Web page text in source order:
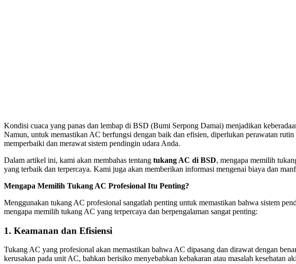
Kondisi cuaca yang panas dan lembap di BSD (Bumi Serpong Damai) menjadikan
Namun, untuk memastikan AC berfungsi dengan baik dan efisien, diperlukan perawatan rutin
memperbaiki dan merawat sistem pendingin udara Anda.
Dalam artikel ini, kami akan membahas tentang tukang AC di BSD, mengapa memilih
yang terbaik dan terpercaya. Kami juga akan memberikan informasi mengenai biaya dan
Mengapa Memilih Tukang AC Profesional Itu Penting?
Menggunakan tukang AC profesional sangatlah penting untuk memastikan bahwa sistem
mengapa memilih tukang AC yang terpercaya dan berpengalaman sangat penting:
1. Keamanan dan Efisiensi
Tukang AC yang profesional akan memastikan bahwa AC dipasang dan dirawat dengan
kerusakan pada unit AC, bahkan berisiko menyebabkan kebakaran atau masalah kesehatan